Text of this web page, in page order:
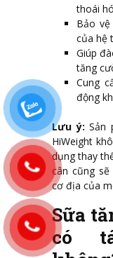
thoái
Bảo
của hệ
Giúp
tăng
Cung
động
Lưu ý: Sản
HiWeight
dụng thay
cân cũng
cơ địa của
Sữa
có